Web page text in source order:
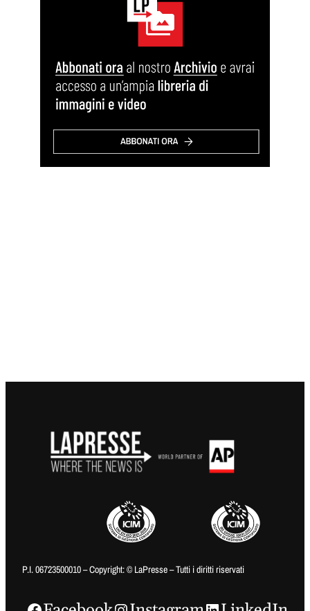
P.I. 06723500010 – Copyright: © LaPresse – Tutti i diritti riservati